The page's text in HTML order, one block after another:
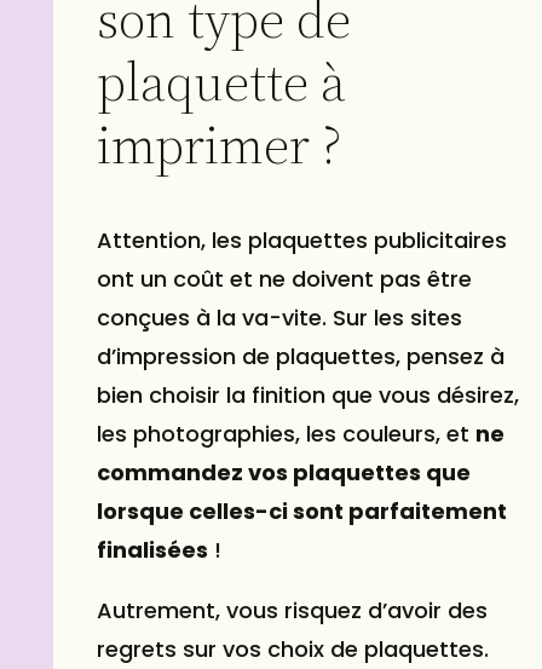
son type de
plaquette à
imprimer ?
Attention, les plaquettes publicitaires
ont un coût et ne doivent pas être
conçues à la va-vite. Sur les sites
d’impression de plaquettes, pensez à
bien choisir la finition que vous désirez,
les photographies, les couleurs, et ne
commandez vos plaquettes que
lorsque celles-ci sont parfaitement
finalisées !
Autrement, vous risquez d’avoir des
regrets sur vos choix de plaquettes.